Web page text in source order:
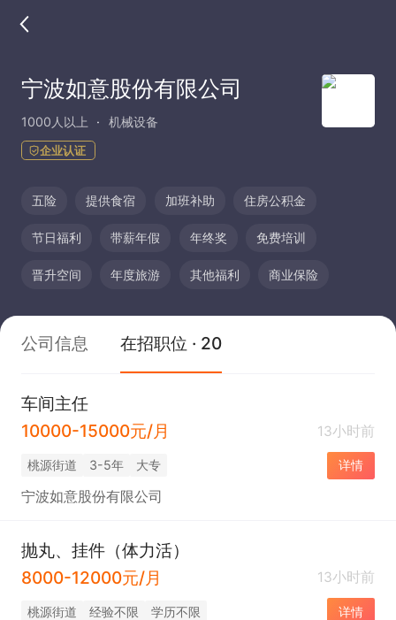
宁波如意股份有限公司
1000人以上 机械设备
企业认证
五险 提供食宿 加班补助 住房公积金
节日福利 带薪年假 年终奖 免费培训
晋升空间 年度旅游 其他福利 商业保险
公司信息 在招职位 · 20
车间主任
10000-15000元/月
13小时前
桃源街道 3-5年 大专 详情
宁波如意股份有限公司
抛丸、挂件（体力活）
8000-12000元/月
13小时前
桃源街道 经验不限 学历不限 详情